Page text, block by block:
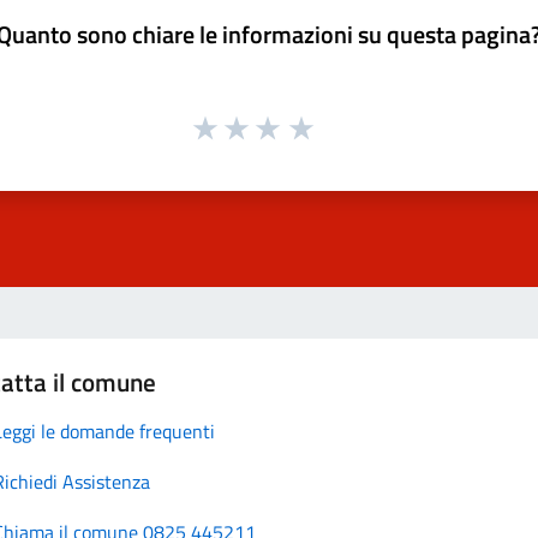
sono chiare le informazioni su questa
il comune
le domande frequenti
Assistenza
il comune 0825 445211